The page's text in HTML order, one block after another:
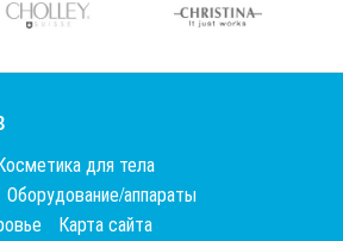
для тела
Оборудование/аппараты
Карта сайта